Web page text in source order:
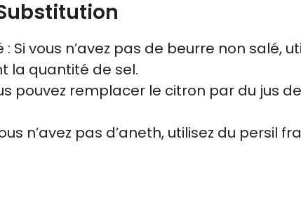
: Si vous n’avez pas de beurre non salé,
la quantité de sel.
pouvez remplacer le citron par du jus
n’avez pas d’aneth, utilisez du persil